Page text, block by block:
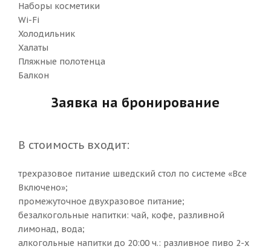
Наборы косметики
Wi-Fi
Холодильник
Халаты
Пляжные полотенца
Балкон
Заявка на бронирование
В стоимость входит:
трехразовое питание шведский стол по системе «Все
Включено»;
промежуточное двухразовое питание;
безалкогольные напитки: чай, кофе, разливной
лимонад, вода;
алкогольные напитки до 20:00 ч.: разливное пиво 2-х